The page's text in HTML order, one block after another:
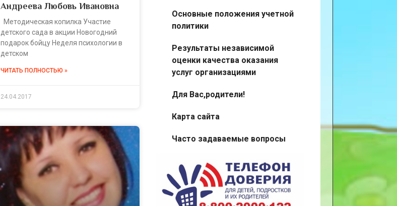
Андреева Любовь Ивановна
Методическая копилка Участие
детского сада в акции Новогодний
подарок бойцу Неделя психологии в
детском
ЧИТАТЬ ПОЛНОСТЬЮ »
24.04.2017
Основные положения учетной
политики
Результаты независимой
оценки качества оказания
услуг организациями
Для Вас,родители!
Карта сайта
Часто задаваемые вопросы